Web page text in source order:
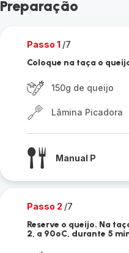
Preparação
Passo 1 /7
Coloque na taça o
150g de queijo
Lâmina Picadora
Manual P
Passo 2 /7
Reserve o queijo. Na
2, a 90ºC, durante 5